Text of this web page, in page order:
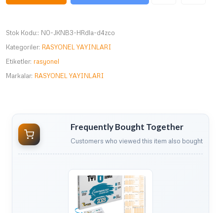
Stok Kodu:: N0-JKNB3-HRdla-d4zco
Kategoriler: RASYONEL YAYINLARI
Etiketler: rasyonel
Markalar: RASYONEL YAYINLARI
Frequently Bought Together
Customers who viewed this item also bought